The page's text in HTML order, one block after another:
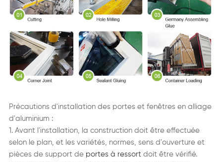
Précautions d'installation des portes et fenêtres en alliage
d'aluminium :
1. Avant l'installation, la construction doit être effectuée
selon le plan, et les variétés, normes, sens d'ouverture et
pièces de support deportes à ressort doit être vérifié.